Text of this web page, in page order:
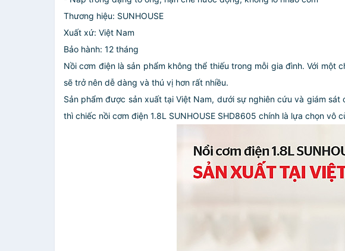
Thương hiệu: SUNHOUSE
Xuất xứ: Việt Nam
Bảo hành: 12 tháng
Nồi cơm điện là sản phẩm không thể thiếu trong mỗi gia đình. Với một
sẽ trở nên dễ dàng và thú vị hơn rất nhiều.
Sản phẩm được sản xuất tại Việt Nam, dưới sự nghiên cứu và giám
thì chiếc nồi cơm điện 1.8L SUNHOUSE SHD8605 chính là lựa chọn vô